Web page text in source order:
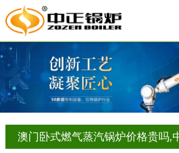
澳门卧式燃气蒸汽锅炉价格贵吗,